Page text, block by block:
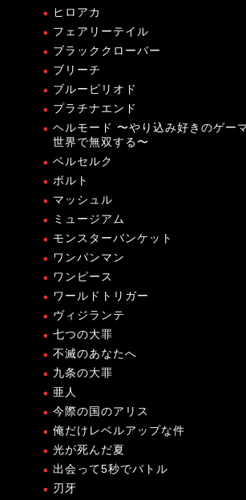
ヒロアカ
フェアリーテイル
ブラッククローバー
ブリーチ
ブルーピリオド
プラチナエンド
ヘルモード 〜やり込み好きのゲー
世界で無双する〜
ベルセルク
ボルト
マッシュル
ミュージアム
モンスターバンケット
ワンパンマン
ワンピース
ワールドトリガー
ヴィジランテ
七つの大罪
不滅のあなたへ
九条の大罪
亜人
今際の国のアリス
俺だけレベルアップな件
光が死んだ夏
出会って5秒でバトル
刃牙